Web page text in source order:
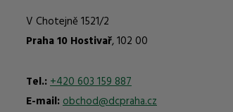
V Chotejně 1521/2
Praha 10 Hostivař, 102 00
Tel.:+420 603 159 887
E-mail:obchod@dcpraha.cz